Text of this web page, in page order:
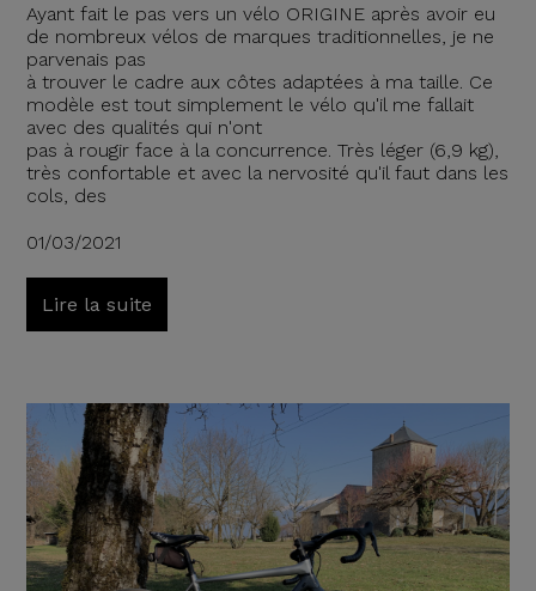
Ayant fait le pas vers un vélo ORIGINE après avoir eu
de nombreux vélos de marques traditionnelles, je ne
parvenais pas
à trouver le cadre aux côtes adaptées à ma taille. Ce
modèle est tout simplement le vélo qu'il me fallait
avec des qualités qui n'ont
pas à rougir face à la concurrence. Très léger (6,9 kg),
très confortable et avec la nervosité qu'il faut dans les
cols, des
01/03/2021
Lire la suite